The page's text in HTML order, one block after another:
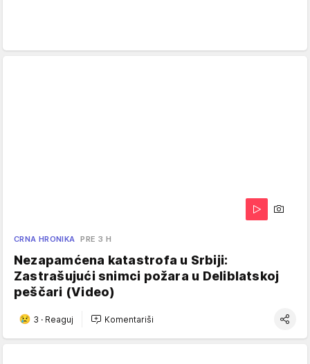
CRNA HRONIKA PRE 3 H
Nezapamćena katastrofa u Srbiji:
Zastrašujući snimci požara u Deliblatskoj
peščari (Video)
3 · Reaguj Komentariši